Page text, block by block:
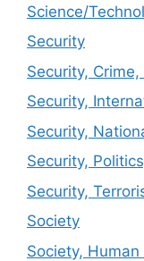
Science/
Security
Security,
Security,
Security,
Security,
Security,
Society
Society,